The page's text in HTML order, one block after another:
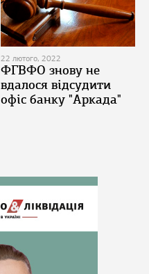
22 лютого, 2022
ФГВФО знову не
вдалося відсудити
офіс банку "Аркада"